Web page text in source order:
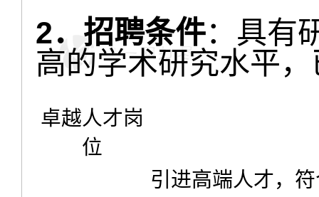
2．招聘条件：具有
高的学术研究水平
卓越人才岗
位
引进高端人才，